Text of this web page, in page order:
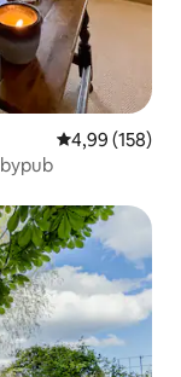
4,99 av 5 i
4,99 (158)